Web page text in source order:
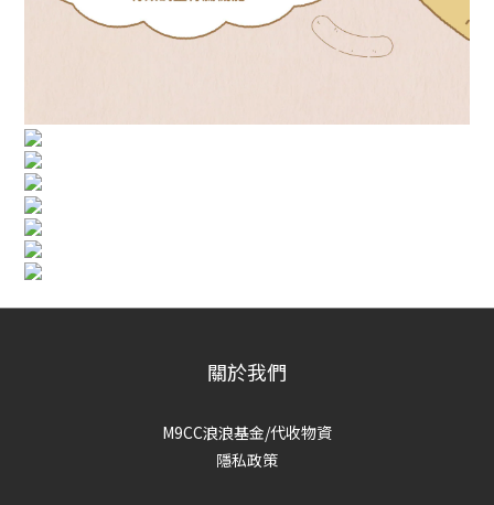
關於我們
M9CC浪浪基金/代收物資
隱私政策